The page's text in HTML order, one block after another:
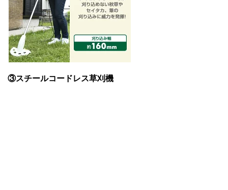
③スチールコードレス草刈機